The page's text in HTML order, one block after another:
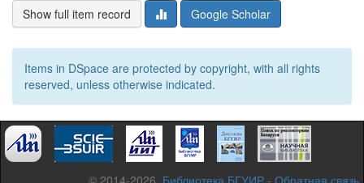
Show full item record Google Scholar
Items in DSpace are protected by copyright, with all rights
reserved, unless otherwise indicated.
© 2014-2026, Библиотека БГУИР - Обратная связь